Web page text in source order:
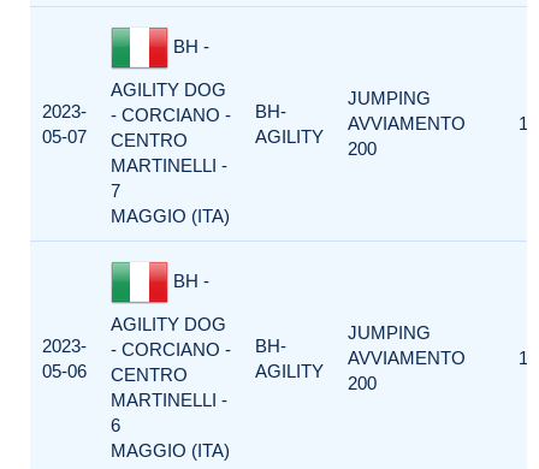
2023-
05-07
BH -
AGILITY DOG
- CORCIANO -
CENTRO
MARTINELLI -
7
MAGGIO (ITA)
BH-
AGILITY
JUMPING
AVVIAMENTO
200
1
2023-
05-06
BH -
AGILITY DOG
- CORCIANO -
CENTRO
MARTINELLI -
6
MAGGIO (ITA)
BH-
AGILITY
JUMPING
AVVIAMENTO
200
1